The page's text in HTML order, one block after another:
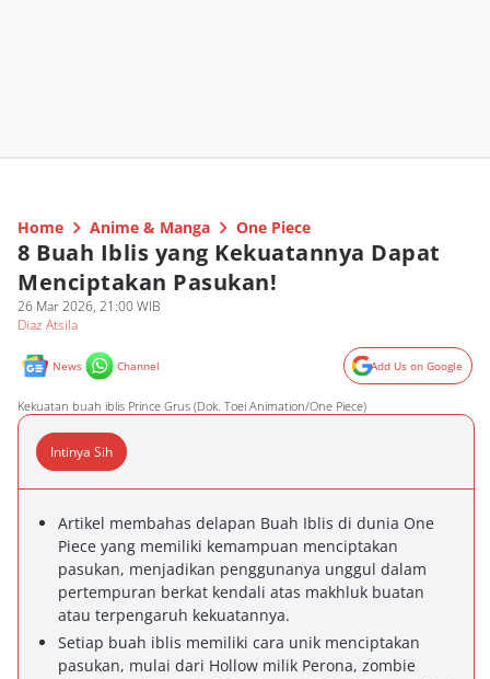
Home Anime & Manga One Piece
8 Buah Iblis yang Kekuatannya Dapat
Menciptakan Pasukan!
26 Mar 2026, 21:00 WIB
Diaz Atsila
News Channel Add Us on Google
Kekuatan buah iblis Prince Grus (Dok. Toei Animation/One Piece)
Intinya Sih
Artikel membahas delapan Buah Iblis di dunia One
Piece yang memiliki kemampuan menciptakan
pasukan, menjadikan penggunanya unggul dalam
pertempuran berkat kendali atas makhluk buatan
atau terpengaruh kekuatannya.
Setiap buah iblis memiliki cara unik menciptakan
pasukan, mulai dari Hollow milik Perona, zombie